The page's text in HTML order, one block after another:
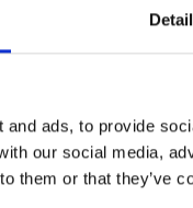
ads, to provide
our social media,
them or that they’ve